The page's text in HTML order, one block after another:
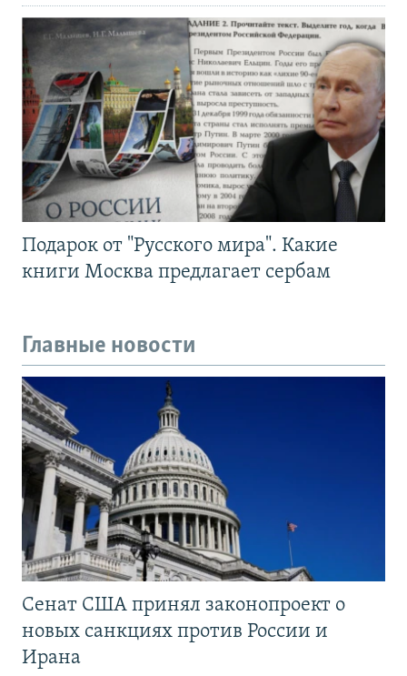
Подарок от "Русского мира". Какие
книги Москва предлагает сербам
Главные новости
Сенат США принял законопроект о
новых санкциях против России и
Ирана